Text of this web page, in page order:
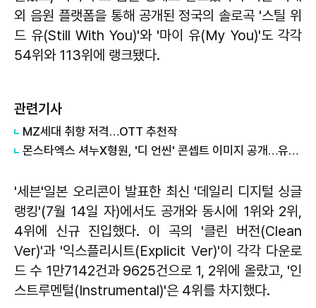
외 음원 플랫폼을 통해 공개된 정국의 솔로곡 '스틸 위
드 유(Still With You)'와 '마이 유(My You)'도 각각
54위와 113위에 랭크됐다.
관련기사
MZ세대 취향 저격…OTT 추천작
몬스타엑스 셔누X형원, '디 언씬' 콘셉트 이미지 공개…유닛 기대감↑
'세븐'일본 오리콘이 발표한 최신 '데일리 디지털 싱글
랭킹'(7월 14일 자)에서도 공개와 동시에 1위와 2위,
4위에 신규 진입했다. 이 곡의 '클린 버전(Clean
Ver)'과 '익스플리시트(Explicit Ver)'이 각각 다운로
드 수 1만7142건과 9625건으로 1, 2위에 올랐고, '인
스트루멘털(Instrumental)'은 4위를 차지했다.